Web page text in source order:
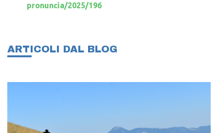
pronuncia/2025/196
ARTICOLI DAL BLOG